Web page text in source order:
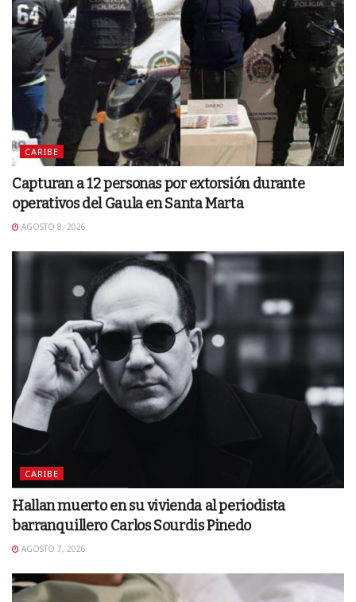
CARIBE
Capturan a 12 personas por extorsión durante
operativos del Gaula en Santa Marta
AGOSTO 8, 2026
CARIBE
Hallan muerto en su vivienda al periodista
barranquillero Carlos Sourdis Pinedo
AGOSTO 7, 2026